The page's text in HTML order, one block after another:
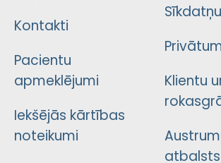
Kontakti
Pacientu
apmeklējumi
Iekšējās kārtības
noteikumi
Klientu
atbalsts